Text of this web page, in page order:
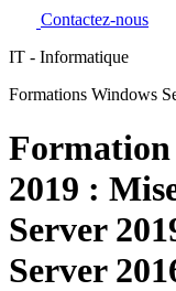
Contactez-nous
IT - Informatique
Formations Windows
Formation
2019 :
Server
Server